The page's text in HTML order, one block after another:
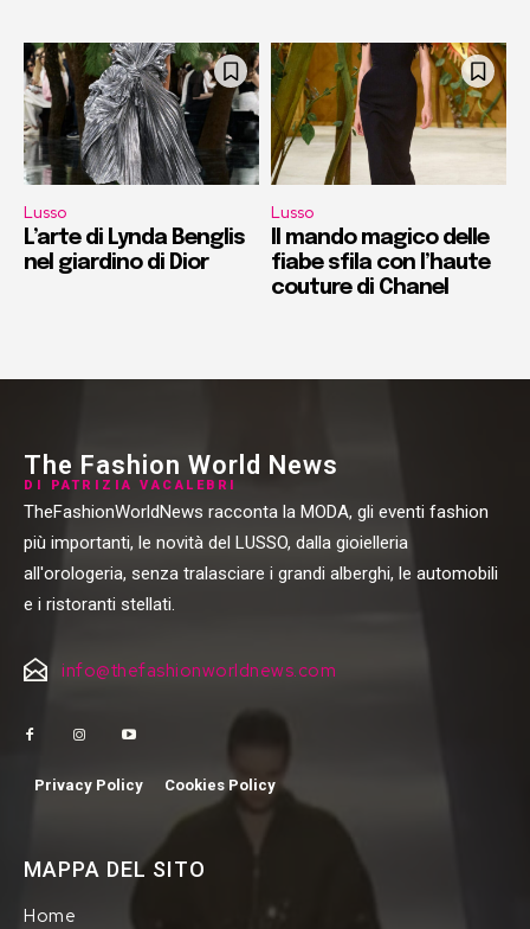
Lusso
L’arte di Lynda Benglis
nel giardino di Dior
Lusso
Il mando magico delle
fiabe sfila con l’haute
couture di Chanel
The Fashion World News
DI PATRIZIA VACALEBRI
TheFashionWorldNews racconta la MODA, gli eventi fashion
più importanti, le novità del LUSSO, dalla gioielleria
all'orologeria, senza tralasciare i grandi alberghi, le automobili
e i ristoranti stellati.
info@thefashionworldnews.com
Privacy Policy Cookies Policy
MAPPA DEL SITO
Home